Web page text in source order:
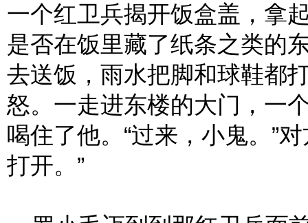
一个红卫兵揭开饭盒盖，拿
是否在饭里藏了纸条之类的
去送饭，雨水把脚和球鞋都
怒。一走进东楼的大门，一
喝住了他。“过来，小鬼。”
打开。”